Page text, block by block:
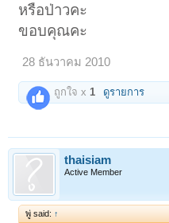
หรือป่าวคะ
ขอบคุณคะ
28 ธันวาคม 2010
ถูกใจ x 1 ดูรายการ
thaisiam
Active Member
พู่ said: ↑